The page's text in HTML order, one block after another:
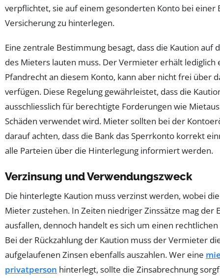
verpflichtet, sie auf einem gesonderten Konto bei einer
Versicherung zu hinterlegen.
Eine zentrale Bestimmung besagt, dass die Kaution auf
des Mieters lauten muss. Der Vermieter erhält lediglich
Pfandrecht an diesem Konto, kann aber nicht frei über
verfügen. Diese Regelung gewährleistet, dass die
ausschliesslich für berechtigte Forderungen wie
Schäden verwendet wird. Mieter sollten bei der
darauf achten, dass die Bank das Sperrkonto korrekt
alle Parteien über die Hinterlegung informiert werden.
Verzinsung und Verwendungszweck
Die hinterlegte Kaution muss verzinst werden, wobei
Mieter zustehen. In Zeiten niedriger Zinssätze mag der
ausfallen, dennoch handelt es sich um einen
Bei der Rückzahlung der Kaution muss der Vermieter
aufgelaufenen Zinsen ebenfalls auszahlen. Wer eine
privatperson hinterlegt, sollte die Zinsabrechnung